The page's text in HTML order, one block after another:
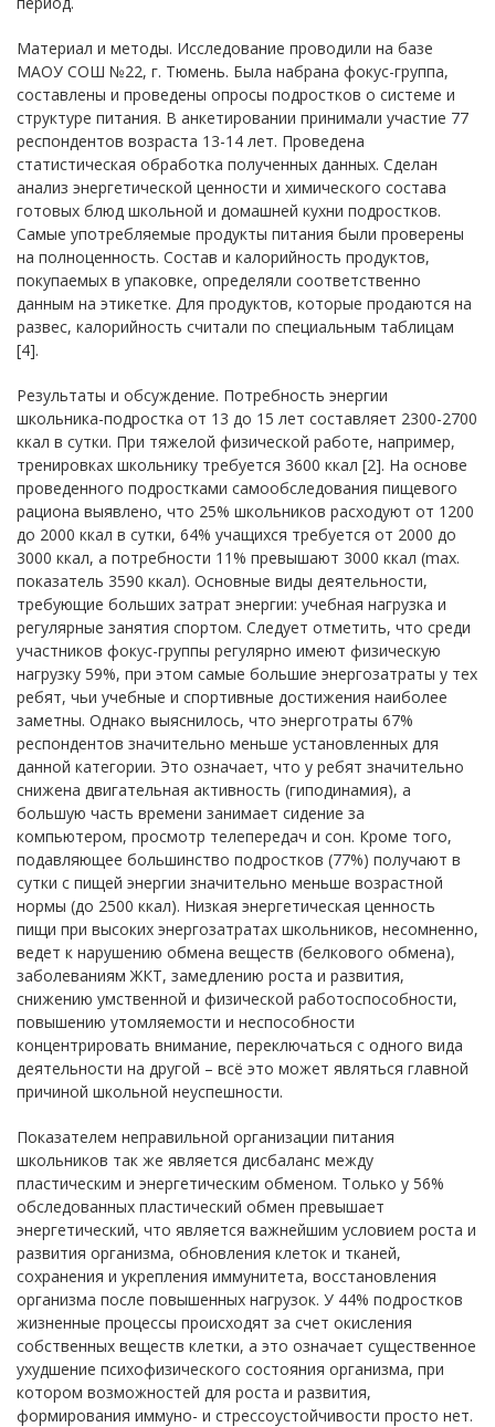
Материал и методы. Исследование проводили на базе
МАОУ СОШ №22, г. Тюмень. Была набрана фокус-группа,
составлены и проведены опросы подростков о системе и
структуре питания. В анкетировании принимали участие 77
респондентов возраста 13-14 лет. Проведена
статистическая обработка полученных данных. Сделан
анализ энергетической ценности и химического состава
готовых блюд школьной и домашней кухни подростков.
Самые употребляемые продукты питания были проверены
на полноценность. Состав и калорийность продуктов,
покупаемых в упаковке, определяли соответственно
данным на этикетке. Для продуктов, которые продаются на
развес, калорийность считали по специальным таблицам
[4].
Результаты и обсуждение. Потребность энергии
школьника-подростка от 13 до 15 лет составляет 2300-2700
ккал в сутки. При тяжелой физической работе, например,
тренировках школьнику требуется 3600 ккал [2]. На основе
проведенного подростками самообследования пищевого
рациона выявлено, что 25% школьников расходуют от 1200
до 2000 ккал в сутки, 64% учащихся требуется от 2000 до
3000 ккал, а потребности 11% превышают 3000 ккал (max.
показатель 3590 ккал). Основные виды деятельности,
требующие больших затрат энергии: учебная нагрузка и
регулярные занятия спортом. Следует отметить, что среди
участников фокус-группы регулярно имеют физическую
нагрузку 59%, при этом самые большие энергозатраты у тех
ребят, чьи учебные и спортивные достижения наиболее
заметны. Однако выяснилось, что энерготраты 67%
респондентов значительно меньше установленных для
данной категории. Это означает, что у ребят значительно
снижена двигательная активность (гиподинамия), а
большую часть времени занимает сидение за
компьютером, просмотр телепередач и сон. Кроме того,
подавляющее большинство подростков (77%) получают в
сутки с пищей энергии значительно меньше возрастной
нормы (до 2500 ккал). Низкая энергетическая ценность
пищи при высоких энергозатратах школьников, несомненно,
ведет к нарушению обмена веществ (белкового обмена),
заболеваниям ЖКТ, замедлению роста и развития,
снижению умственной и физической работоспособности,
повышению утомляемости и неспособности
концентрировать внимание, переключаться с одного вида
деятельности на другой – всё это может являться главной
причиной школьной неуспешности.
Показателем неправильной организации питания
школьников так же является дисбаланс между
пластическим и энергетическим обменом. Только у 56%
обследованных пластический обмен превышает
энергетический, что является важнейшим условием роста и
развития организма, обновления клеток и тканей,
сохранения и укрепления иммунитета, восстановления
организма после повышенных нагрузок. У 44% подростков
жизненные процессы происходят за счет окисления
собственных веществ клетки, а это означает существенное
ухудшение психофизического состояния организма, при
котором возможностей для роста и развития,
формирования иммуно- и стрессоустойчивости просто нет.